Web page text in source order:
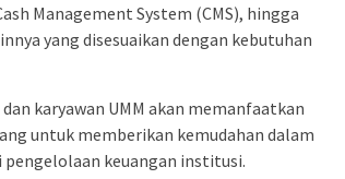
Management System (CMS), hingga
yang disesuaikan dengan kebutuhan
karyawan UMM akan memanfaatkan
untuk memberikan kemudahan dalam
keuangan institusi.